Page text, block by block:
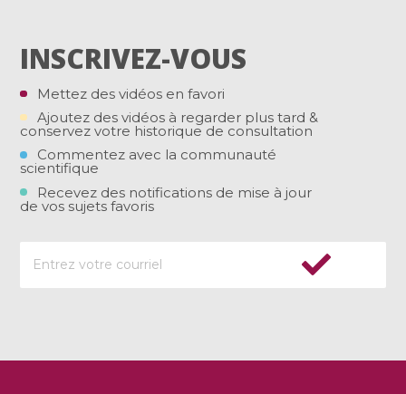
INSCRIVEZ-VOUS
Mettez des vidéos en favori
Ajoutez des vidéos à regarder plus tard &
conservez votre historique de consultation
Commentez avec la communauté
scientifique
Recevez des notifications de mise à jour
de vos sujets favoris